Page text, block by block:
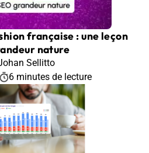
française : une leçon
nature
Sellitto
6 minutes de lecture